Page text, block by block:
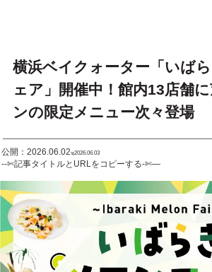
横浜ベイクォーター「いば
ェア」開催中！館内13店舗
ンの限定メニュー次々登場
公開：2026.06.02ಇ2026.06.03
--✄記事タイトルとURLをコピーする-✄—